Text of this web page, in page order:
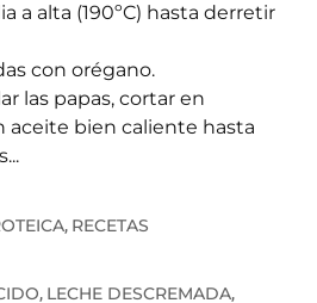
a alta (190ºC) hasta derretir
con orégano.
las papas, cortar en
aceite bien caliente hasta
, RECETAS
, LECHE DESCREMADA,